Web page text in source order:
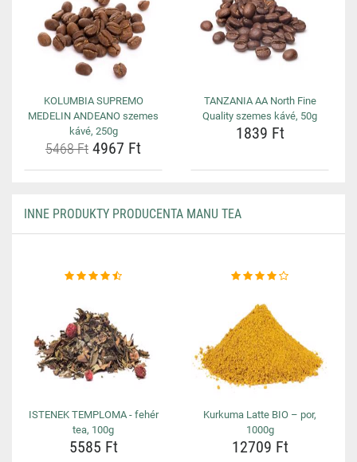
KOLUMBIA SUPREMO
MEDELIN ANDEANO szemes
kávé, 250g
5468 Ft 4967 Ft
TANZANIA AA North Fine
Quality szemes kávé, 50g
1839 Ft
INNE PRODUKTY PRODUCENTA MANU TEA
ISTENEK TEMPLOMA - fehér
tea, 100g
5585 Ft
Kurkuma Latte BIO – por,
1000g
12709 Ft